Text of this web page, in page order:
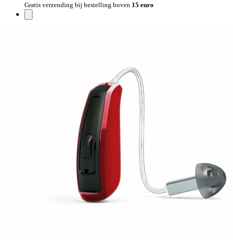
Gratis verzending bij bestelling boven 15 euro